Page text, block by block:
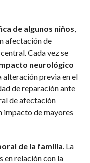
de algunos niños
afectación de
Cada vez se
neurológico
alteración previa en el
de reparación ante
de afectación
impacto de mayores
de la familia . La
en relación con la